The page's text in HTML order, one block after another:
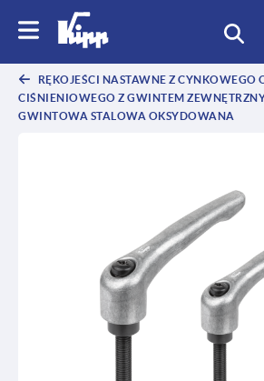
RĘKOJEŚCI NASTAWNE Z CYNKOWEGO
CIŚNIENIOWEGO Z GWINTEM
GWINTOWA STALOWA OKSYDOWANA